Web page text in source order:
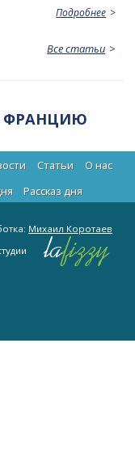
Подробнее
Все статьи
ФРАНЦИЮ
Статьи
О нас
Рассказ дня
Михаил Коротаев